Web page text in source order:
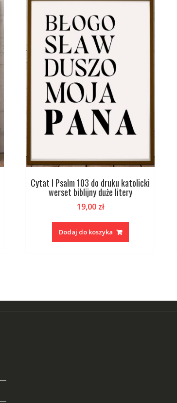
Cytat I Psalm 103 do druku katolicki
werset biblijny duże litery
19,00 zł
Dodaj do koszyka